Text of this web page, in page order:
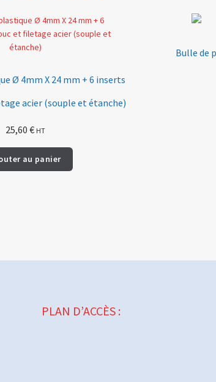
Ø 4mm X 24 mm + 6 inserts
acier (souple et étanche)
25,60€ HT
au panier
Bulle de
PLAN D’ACCÈS :